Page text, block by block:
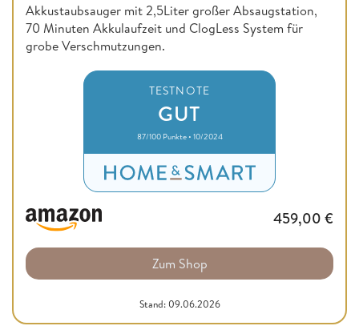
Akkustaubsauger mit 2,5Liter großer Absaugstation,
70 Minuten Akkulaufzeit und ClogLess System für
grobe Verschmutzungen.
TESTNOTE
GUT
87/100 Punkte • 10/2024
459,00 €
Zum Shop
Stand: 09.06.2026